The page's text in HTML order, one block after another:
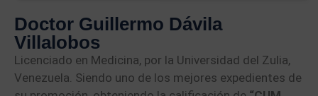
Doctor Guillermo Dávila
Villalobos
Licenciado en Medicina, por la Universidad del Zulia,
Venezuela. Siendo uno de los mejores expedientes de